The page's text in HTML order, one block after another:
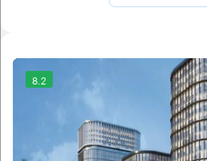
8.2